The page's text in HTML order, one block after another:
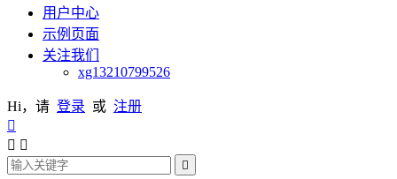
用户中心
示例页面
关注我们
xg13210799526
Hi，请 登录 或 注册

 
